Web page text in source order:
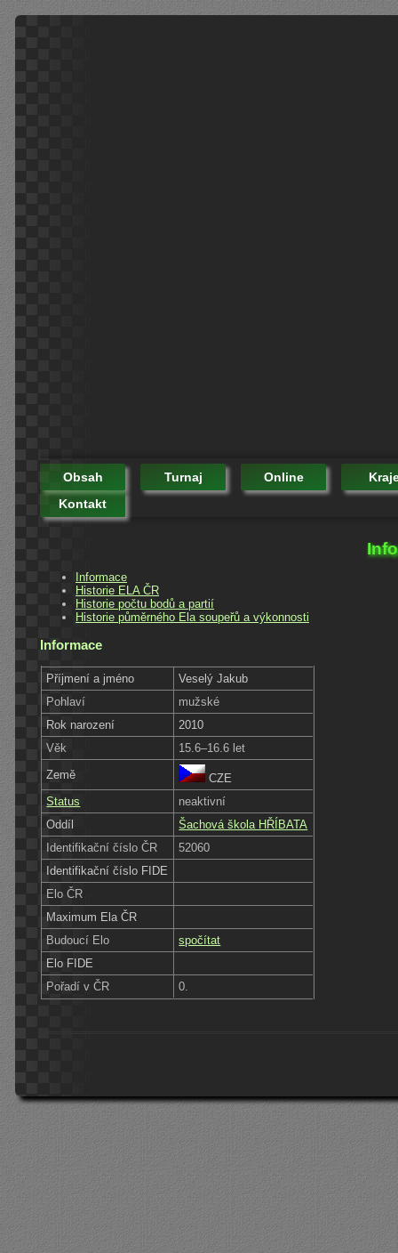
Obsah Turnaj Online
Kontakt
Informace
Historie ELA ČR
Historie počtu bodů a partií
Historie půměrného Ela soupeřů a výkonnosti
Informace
Příjmení a jméno
Veselý Jakub
Pohlaví
mužské
Rok narození
2010
Věk
15.6–16.6 let
Země
CZE
Status
neaktivní
Oddíl
Šachová škola HŘÍBATA
Identifikační číslo ČR
52060
Identifikační číslo FIDE
Elo ČR
Maximum Ela ČR
Budoucí Elo
spočítat
Elo FIDE
Pořadí v ČR
0.